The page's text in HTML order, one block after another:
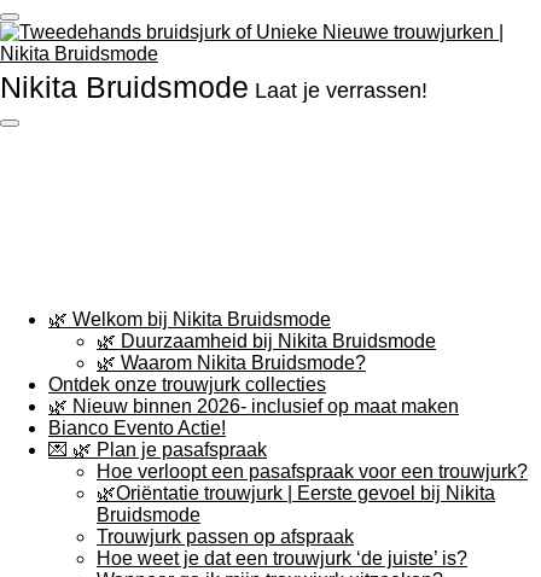
Ga
direct
naar
de
Nikita Bruidsmode Laat je verrassen!
🌿 Welkom bij Nikita Bruidsmode
🌿 Duurzaamheid bij Nikita Bruidsmode
🌿 Waarom Nikita Bruidsmode?
Ontdek onze trouwjurk collecties
🌿 Nieuw binnen 2026- inclusief op maat maken
Bianco Evento Actie!
💌 🌿 Plan je pasafspraak
Hoe verloopt een pasafspraak voor een trouwjurk?
🌿Oriëntatie trouwjurk | Eerste gevoel bij Nikita
Bruidsmode
Trouwjurk passen op afspraak
Hoe weet je dat een trouwjurk ‘de juiste’ is?